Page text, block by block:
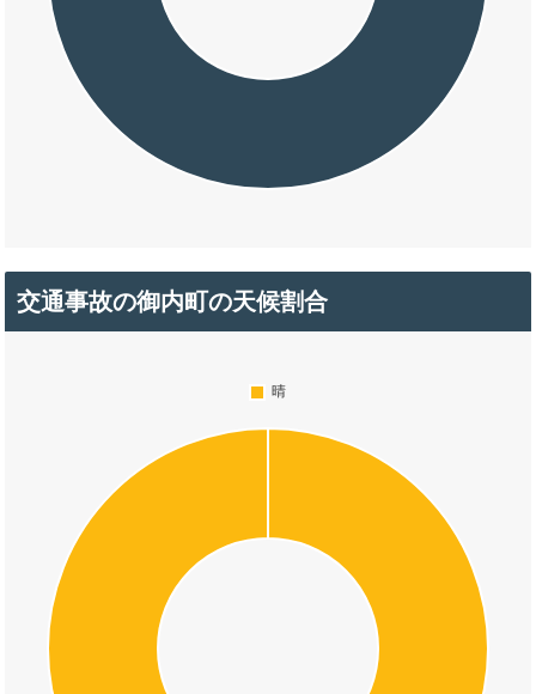
交通事故の御内町の天候割合